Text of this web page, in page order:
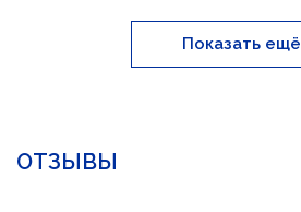
Показать ещё
ОТЗЫВЫ